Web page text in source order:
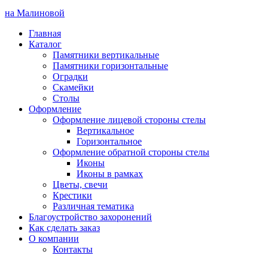
на Малиновой
Главная
Каталог
Памятники вертикальные
Памятники горизонтальные
Оградки
Скамейки
Столы
Оформление
Оформление лицевой стороны стелы
Вертикальное
Горизонтальное
Оформление обратной стороны стелы
Иконы
Иконы в рамках
Цветы, свечи
Крестики
Различная тематика
Благоустройство захоронений
Как сделать заказ
О компании
Контакты